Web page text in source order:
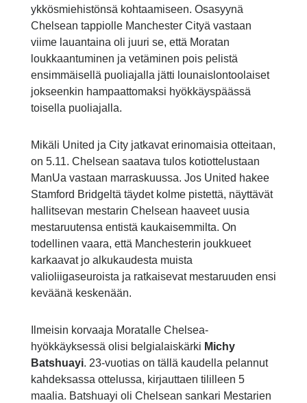
ykkösmiehistönsä kohtaamiseen. Osasyynä
Chelsean tappiolle Manchester Cityä vastaan
viime lauantaina oli juuri se, että Moratan
loukkaantuminen ja vetäminen pois pelistä
ensimmäisellä puoliajalla jätti lounaislontoolaiset
jokseenkin hampaattomaksi hyökkäyspäässä
toisella puoliajalla.
Mikäli United ja City jatkavat erinomaisia otteitaan,
on 5.11. Chelsean saatava tulos kotiottelustaan
ManUa vastaan marraskuussa. Jos United hakee
Stamford Bridgeltä täydet kolme pistettä, näyttävät
hallitsevan mestarin Chelsean haaveet uusia
mestaruutensa entistä kaukaisemmilta. On
todellinen vaara, että Manchesterin joukkueet
karkaavat jo alkukaudesta muista
valioliigaseuroista ja ratkaisevat mestaruuden ensi
keväänä keskenään.
Ilmeisin korvaaja Moratalle Chelsea-
hyökkäyksessä olisi belgialaiskärki Michy
Batshuayi. 23-vuotias on tällä kaudella pelannut
kahdeksassa ottelussa, kirjauttaen tililleen 5
maalia. Batshuayi oli Chelsean sankari Mestarien